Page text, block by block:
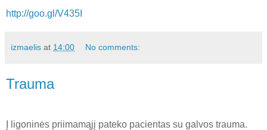
http://goo.gl/V435I
izmaelis at 14:00 No comments:
Trauma
Į ligoninės priimamąjį pateko pacientas su galvos trauma.